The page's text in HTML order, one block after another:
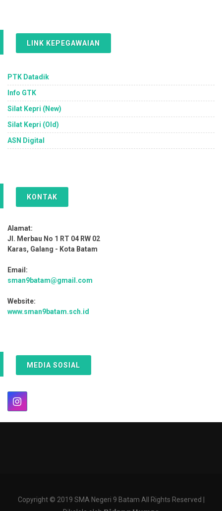
LINK KEPEGAWAIAN
PTK Datadik
Info GTK
Silat Kepri (New)
Silat Kepri (Old)
ASN Digital
KONTAK
Alamat:
Jl. Merbau No 1 RT 04 RW 02
Karas, Galang - Kota Batam
Email:
sman9batam@gmail.com
Website:
www.sman9batam.sch.id
MEDIA SOSIAL
Copyright © 2019 SMA Negeri 9 Batam All Rights Reserved |